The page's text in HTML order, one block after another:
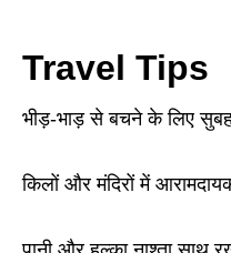
Travel Tips
भीड़-भाड़ से बचने के लिए
किलों और मंदिरों में